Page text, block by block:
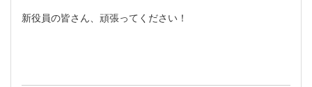
新役員の皆さん、頑張ってください！